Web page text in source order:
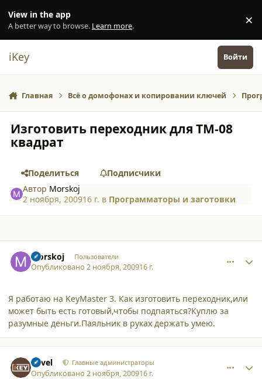
View in the app
A better way to browse. Learn more. ×
iKey Войти
Главная Всё о домофонах и копировании ключей
Изготовить переходник для ТМ-08
квадрат
Поделиться
Подписчики
Автор Morskoj
2 ноября, 200916 г. в Программаторы и заготовки
Morskoj Пользователи
Опубликовано2 ноября, 200916 г.
Я работаю на KeyMaster 3. Как изготовить переходник,или
может быть есть готовый,чтобы подпаяться?Куплю за
разумные деньги.Паяльник в руках держать умею.
Pavel Главные администраторы
Опубликовано2 ноября, 200916 г.